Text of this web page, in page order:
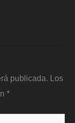
publicada. Los
*